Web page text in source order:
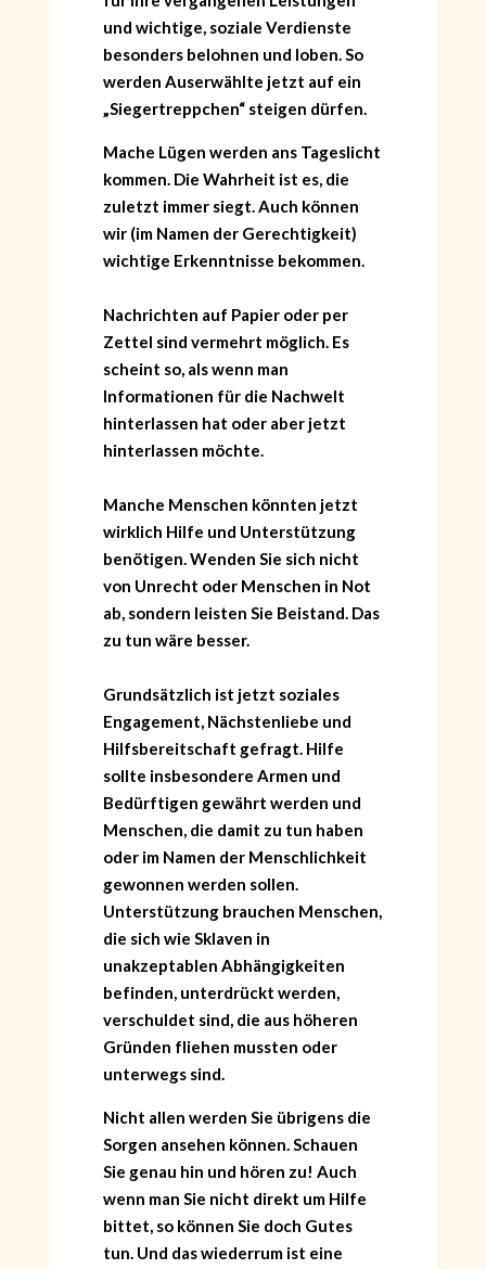
und wichtige, soziale Verdienste
besonders belohnen und loben. So
werden Auserwählte jetzt auf ein
„Siegertreppchen“ steigen dürfen.
Mache Lügen werden ans Tageslicht
kommen. Die Wahrheit ist es, die
zuletzt immer siegt. Auch können
wir (im Namen der Gerechtigkeit)
wichtige Erkenntnisse bekommen.
Nachrichten auf Papier oder per
Zettel sind vermehrt möglich. Es
scheint so, als wenn man
Informationen für die Nachwelt
hinterlassen hat oder aber jetzt
hinterlassen möchte.
Manche Menschen könnten jetzt
wirklich Hilfe und Unterstützung
benötigen. Wenden Sie sich nicht
von Unrecht oder Menschen in Not
ab, sondern leisten Sie Beistand. Das
zu tun wäre besser.
Grundsätzlich ist jetzt soziales
Engagement, Nächstenliebe und
Hilfsbereitschaft gefragt. Hilfe
sollte insbesondere Armen und
Bedürftigen gewährt werden und
Menschen, die damit zu tun haben
oder im Namen der Menschlichkeit
gewonnen werden sollen.
Unterstützung brauchen Menschen,
die sich wie Sklaven in
unakzeptablen Abhängigkeiten
befinden, unterdrückt werden,
verschuldet sind, die aus höheren
Gründen fliehen mussten oder
unterwegs sind.
Nicht allen werden Sie übrigens die
Sorgen ansehen können. Schauen
Sie genau hin und hören zu! Auch
wenn man Sie nicht direkt um Hilfe
bittet, so können Sie doch Gutes
tun. Und das wiederrum ist eine